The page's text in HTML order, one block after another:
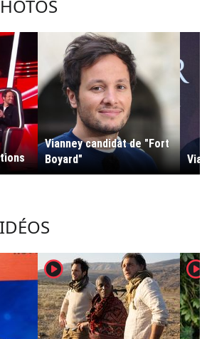
Vianney candidat de "Fort
Boyard"
player2 player2